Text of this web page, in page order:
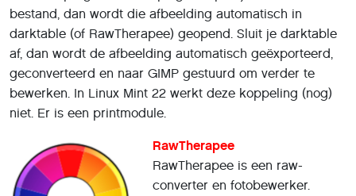
bestand, dan wordt die afbeelding automatisch in
darktable (of RawTherapee) geopend. Sluit je darktable
af, dan wordt de afbeelding automatisch geëxporteerd,
geconverteerd en naar GIMP gestuurd om verder te
bewerken. In Linux Mint 22 werkt deze koppeling (nog)
niet. Er is een printmodule.
RawTherapee
RawTherapee is een raw-
converter en fotobewerker.